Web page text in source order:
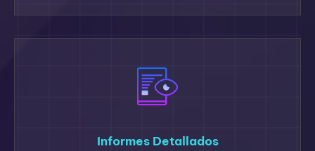
Informes Detallados